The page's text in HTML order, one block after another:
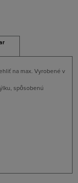
na max. Vyrobené v
spôsobenú